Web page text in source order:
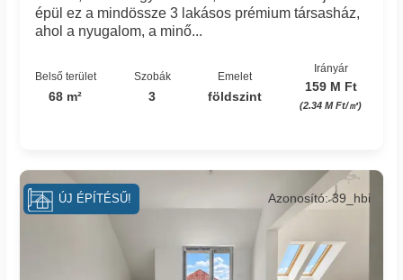
épül ez a mindössze 3 lakásos prémium társasház,
ahol a nyugalom, a minő...
Belső terület
68 m²
Szobák
3
Emelet
földszint
Irányár
159 M Ft
(2.34 M Ft/㎡)
Azonosító: 39_hbi
ÚJ ÉPÍTÉSŰ!